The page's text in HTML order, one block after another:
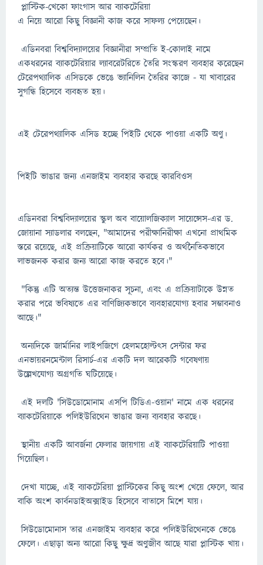
প্লাস্টিক-খেকো ফাংগাস আর ব্যাকটেরিয়া
এ নিয়ে আরো কিছু বিজ্ঞানী কাজ করে সাফল্য পেয়েছেন।
এডিনবরা বিশ্ববিদ্যালয়ের বিজ্ঞানীরা সম্প্রতি ই-কোলাই নামে
একধরনের ব্যাকটেরিয়ার ল্যাবরেটরিতে তৈরি সংস্করণ ব্যবহার করেছেন
টেরেপথ্যালিক এসিডকে ভেঙে ভ্যানিলিন তৈরির কাজে - যা খাবারের
সুগন্ধি হিসেবে ব্যবহৃত হয়।
এই টেরেপথ্যালিক এসিড হচ্ছে পিইটি থেকে পাওয়া একটি অণু।
পিইটি ভাঙার জন্য এনজাইম ব্যবহার করছে কারবিওস
এডিনবরা বিশ্ববিদ্যালয়ের স্কুল অব বায়োলজিক্যাল সায়েন্সেস-এর ড.
জোয়ানা স্যাডলার বলছেন, "আমাদের পরীক্ষানিরীক্ষা এখনো প্রাথমিক
স্তরে রয়েছে, এই প্রক্রিয়াটিকে আরো কার্যকর ও অর্থনৈতিকভাবে
লাভজনক করার জন্য আরো কাজ করতে হবে।"
"কিন্তু এটি অত্যন্ত উত্তেজনাকর সূচনা, এবং এ প্রক্রিয়াটাকে উন্নত
করার পরে ভবিষ্যতে এর বাণিজ্যিকভাবে ব্যবহারযোগ্য হবার সম্ভাবনাও
আছে।"
অন্যদিকে জার্মানির লাইপজিগে হেলমহোল্টৎস সেন্টার ফর
এনভায়রনমেন্টাল রিসার্চ-এর একটি দল আরেকটি গবেষণায়
উল্লেখযোগ্য অগ্রগতি ঘটিয়েছে।
এই দলটি 'সিউডোমোনাম এসপি টিডিএ-ওয়ান' নামে এক ধরনের
ব্যাকটেরিয়াকে পলিইউরিথেন ভাঙার জন্য ব্যবহার করছে।
স্থানীয় একটি আবর্জনা ফেলার জায়গায় এই ব্যাকটেরিয়াটি পাওয়া
গিয়েছিল।
দেখা যাচ্ছে, এই ব্যাকটেরিয়া প্লাস্টিকের কিছু অংশ খেয়ে ফেলে, আর
বাকি অংশ কার্বনডাইঅক্সাইড হিসেবে বাতাসে মিশে যায়।
সিউডোমোনাস তার এনজাইম ব্যবহার করে পলিইউরিথেনকে ভেঙে
ফেলে। এছাড়া অন্য আরো কিছু ক্ষুদ্র অণুজীব আছে যারা প্লাস্টিক খায়।